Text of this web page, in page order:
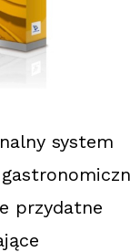
system
przydatne